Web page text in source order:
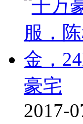
豪宅
2017-